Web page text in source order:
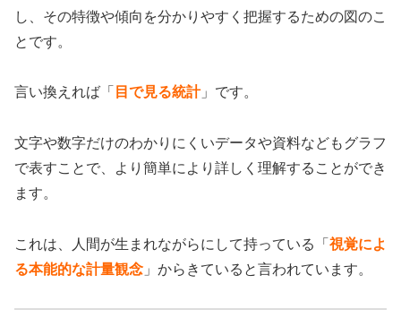
し、その特徴や傾向を分かりやすく把握するための図のこ
とです。
言い換えれば「 目で見る統計」です。
文字や数字だけのわかりにくいデータや資料などもグラフ
で表すことで、より簡単により詳しく理解することができ
ます。
これは、人間が生まれながらにして持っている「 視覚によ
る本能的な計量観念 」からきていると言われています。